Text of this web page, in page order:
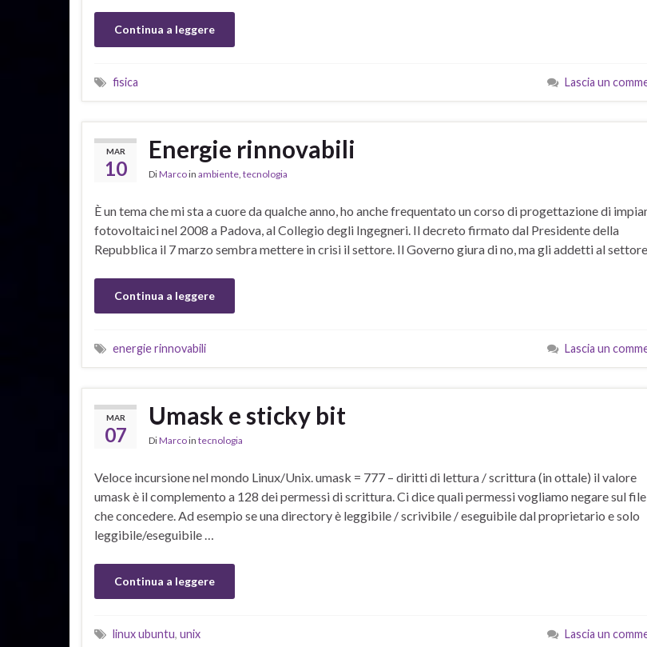
Continua a leggere
fisica Lascia un
MAR
10
Energie rinnovabili
DiMarcoin ambiente, tecnologia
È un tema che mi sta a cuore da qualche anno, ho anche frequentato un corso di progettazione di
fotovoltaici nel 2008 a Padova, al Collegio degli Ingegneri. Il decreto firmato dal Presidente della
Repubblica il 7 marzo sembra mettere in crisi il settore. Il Governo giura di no, ma gli addetti al
Continua a leggere
energie rinnovabili Lascia un
MAR
07
Umask e sticky bit
DiMarcoin tecnologia
Veloce incursione nel mondo Linux/Unix. umask = 777 – diritti di lettura / scrittura (in ottale) il valore
umask è il complemento a 128 dei permessi di scrittura. Ci dice quali permessi vogliamo negare sul
che concedere. Ad esempio se una directory è leggibile / scrivibile / eseguibile dal proprietario e solo
leggibile/eseguibile …
Continua a leggere
linux ubuntu, unix Lascia un